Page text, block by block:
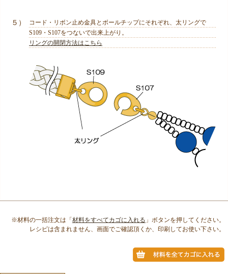
５）
コード・リボン止め金具とボールチップにそれぞれ、太リングで
S109・S107をつないで出来上がり。
リングの開閉方法はこちら
※材料の一括注文は「材料をすべてカゴに入れる 」ボタンを押してください。
レシピは含まれません、画面でご確認頂くか、印刷してお使い下さい。